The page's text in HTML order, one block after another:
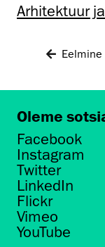
Arhitektuur
Eelmine
Oleme
Facebook
Instagram
Twitter
LinkedIn
Flickr
Vimeo
YouTube